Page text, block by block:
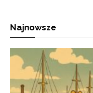
Najnowsze